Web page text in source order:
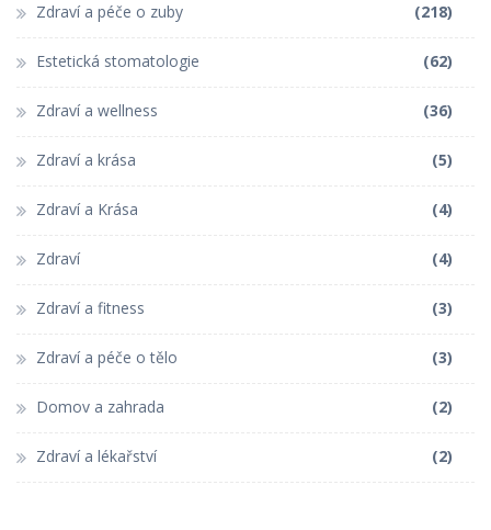
Zdraví a péče o zuby (218)
Estetická stomatologie (62)
Zdraví a wellness (36)
Zdraví a krása (5)
Zdraví a Krása (4)
Zdraví (4)
Zdraví a fitness (3)
Zdraví a péče o tělo (3)
Domov a zahrada (2)
Zdraví a lékařství (2)